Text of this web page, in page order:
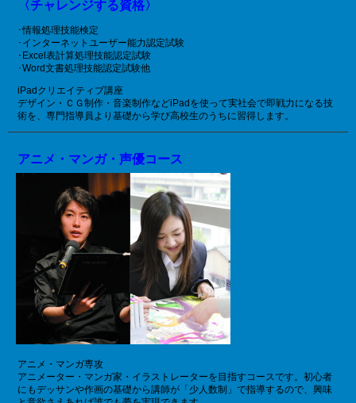
〈チャレンジする資格〉
･情報処理技能検定
･インターネットユーザー能力認定試験
･Excel表計算処理技能認定試験
･Word文書処理技能認定試験他
iPadクリエイティブ講座
デザイン・ＣＧ制作・音楽制作などiPadを使って実社会で即戦力になる技
術を、専門指導員より基礎から学び高校生のうちに習得します。
アニメ・マンガ・声優コース
アニメ・マンガ専攻
アニメーター・マンガ家・イラストレーターを目指すコースです。初心者
にもデッサンや作画の基礎から講師が「少人数制」で指導するので、興味